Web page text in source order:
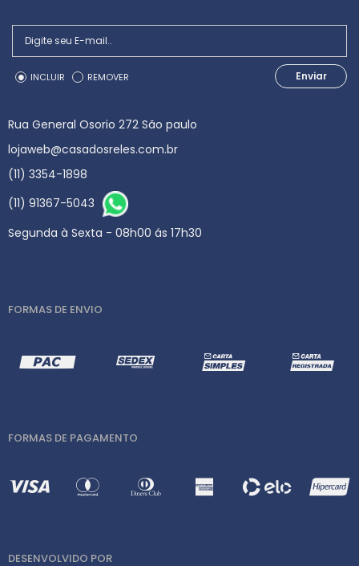
INCLUIR REMOVER Enviar
Rua General Osorio 272 São paulo
lojaweb@casadosreles.com.br
(11) 3354-1898
(11) 91367-5043
Segunda à Sexta - 08h00 ás 17h30
FORMAS DE ENVIO
FORMAS DE PAGAMENTO
DESENVOLVIDO POR